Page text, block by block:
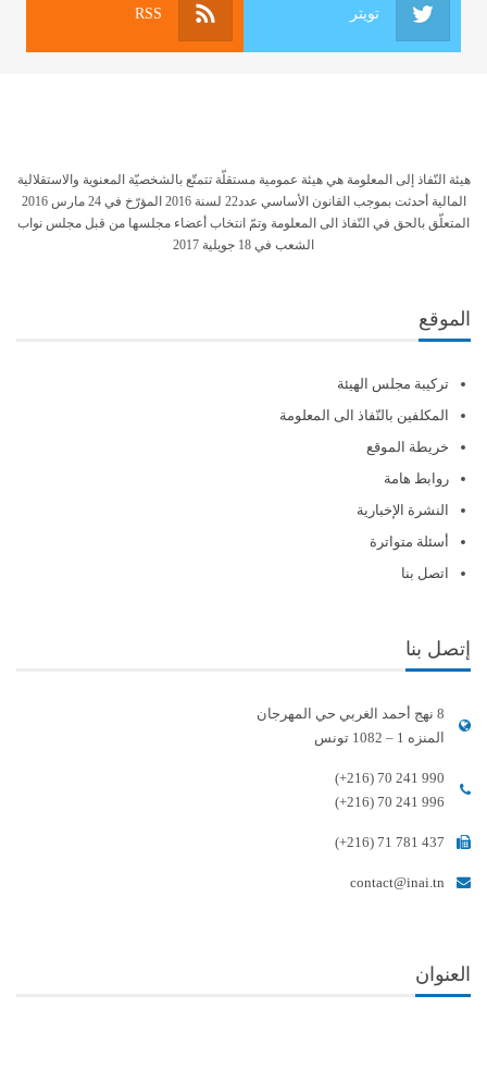
تويتر RSS
هيئة النّفاذ إلى المعلومة هي هيئة عمومية مستقلّة تتمتّع بالشخصيّة المعنوية والاستقلالية
المالية أحدثت بموجب القانون الأساسي عدد22 لسنة 2016 المؤرّخ في 24 مارس 2016
المتعلّق بالحق في النّفاذ الى المعلومة وتمّ انتخاب أعضاء مجلسها من قبل مجلس نواب
الشعب في 18 جويلية 2017
الموقع
تركيبة مجلس الهيئة
المكلفين بالنّفاذ الى المعلومة
خريطة الموقع
روابط هامة
النشرة الإخبارية
أسئلة متواترة
اتصل بنا
إتصل بنا
8 نهج أحمد الغربي حي المهرجان
المنزه 1 – 1082 تونس
(+216) 70 241 990
(+216) 70 241 996
(+216) 71 781 437
contact@inai.tn
العنوان